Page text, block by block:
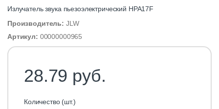
Излучатель звука пьезоэлектрический HPA17F
Производитель: JLW
Артикул: 00000000965
28.79 руб.
Количество (шт.)